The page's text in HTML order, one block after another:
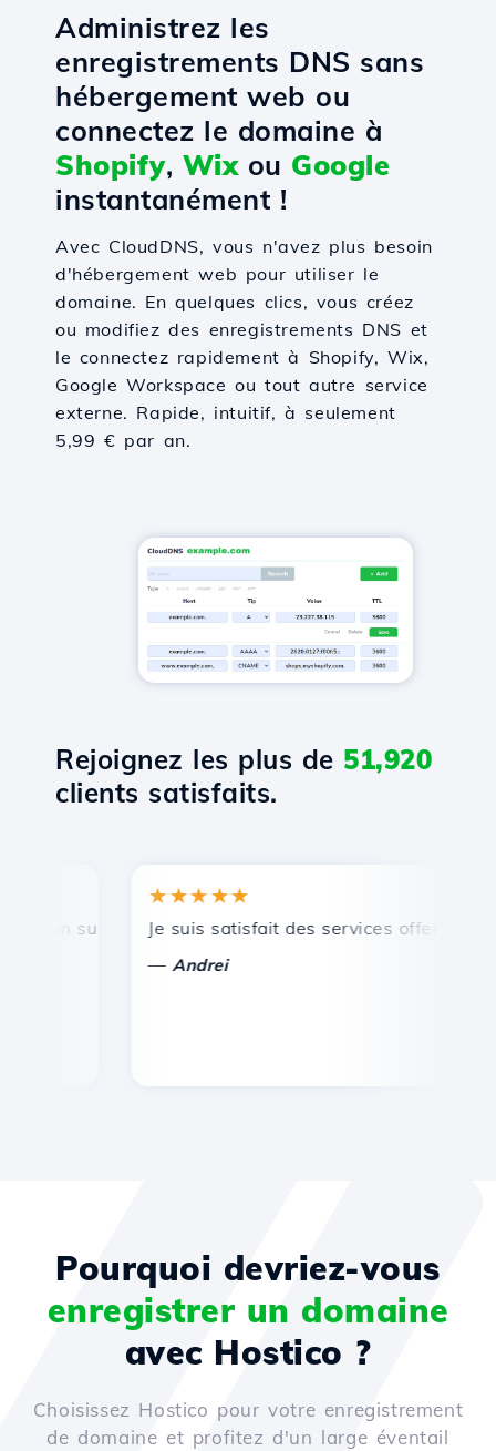
Administrez les
enregistrements DNS sans
hébergement web ou
connectez le domaine à
Shopify, Wixou Google
instantanément !
Avec CloudDNS, vous n'avez plus besoin
d'hébergement web pour utiliser le
domaine. En quelques clics, vous créez
ou modifiez des enregistrements DNS et
le connectez rapidement à Shopify, Wix,
Google Workspace ou tout autre service
externe. Rapide, intuitif, à seulement
5,99 € par an.
Rejoignez les plus de 51,920
clients satisfaits.
support technique rapide et efficace.
★★★★★
Je suis satisfait des services offerts par
Andrei
Pourquoi devriez-vous
enregistrer un domaine
avec Hostico ?
Choisissez Hostico pour votre enregistrement
de domaine et profitez d'un large éventail